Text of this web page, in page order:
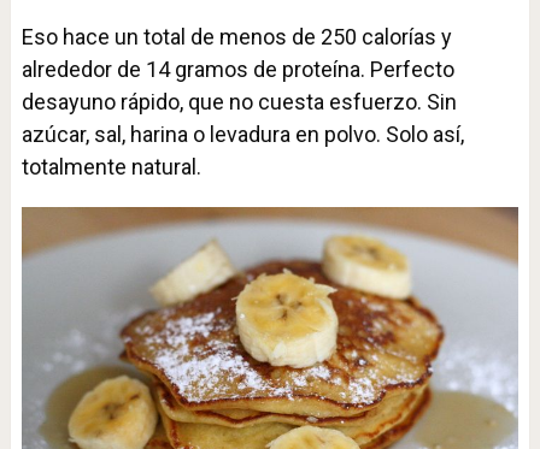
Eso hace un total de menos de 250 calorías y
alrededor de 14 gramos de proteína. Perfecto
desayuno rápido, que no cuesta esfuerzo. Sin
azúcar, sal, harina o levadura en polvo. Solo así,
totalmente natural.